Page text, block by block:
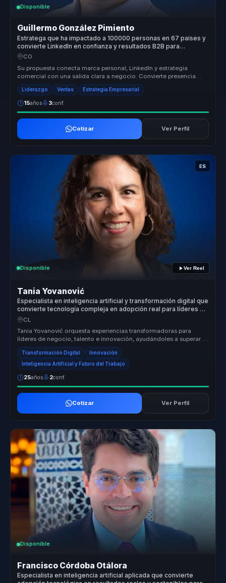
Disponible
Guillermo González Pimiento
Estratega que ha impactado a 100000 personas en 67 paises y
convierte LinkedIn en confianza y resultados B2B para
empresas.
CO
Su propuesta conecta marca personal, LinkedIn y estrategia
comercial con una salida clara a negocio. Convierte presencia
digital y confia...
Liderazgo Ventas Estrategia Empresarial
15años 3conf.
Cotizar Ver Perfil
ES
Disponible Ver Reel
Tania Yovanović
Especialista en inteligencia artificial y transformación digital que
convierte tecnología compleja en adopción real para líderes y
equipos.
CL
Tania Yovanović orquesta experiencias transformadoras para
líderes de negocio, talento e innovación, ayudándoles a superar la
fricción co...
Transformación Digital Innovación
Inteligencia Artificial y Futuro del Trabajo
25años 2conf.
Cotizar Ver Perfil
Disponible
Francisco Córdoba Otálora
Especialista en inteligencia artificial aplicada que convierte